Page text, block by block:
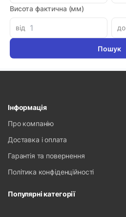
Висота фактична (мм)
від до
Код товара:
Артикул: YT-
Луцьк: 1
548.80 грн
Інформація
Про компанію
Доставка і оплата
Гарантія та повернення
Політика конфіденційності
Популярні категорії